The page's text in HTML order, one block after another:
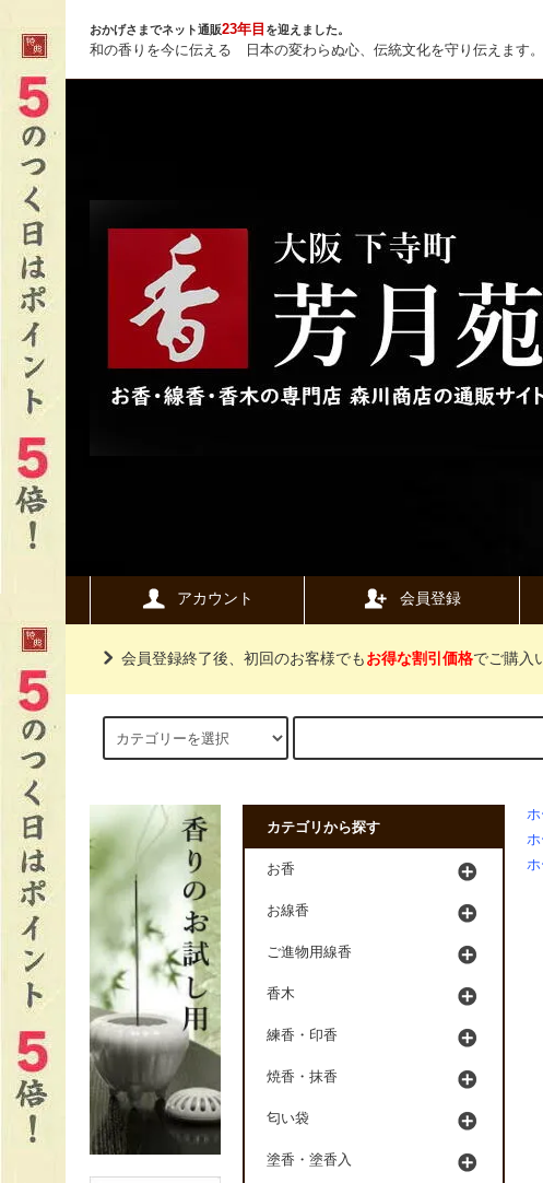
おかげさまでネット通販23年目 を迎えました。
和の香りを今に伝える 日本の変わらぬ心、伝統文化を守り伝えます。
アカウント 会員登録
会員登録終了後、初回のお客様でもお得な割引価格でご購入
ホ
ホ
ホ
カテゴリから探す
お香
お線香
ご進物用線香
香木
練香・印香
焼香・抹香
匂い袋
塗香・塗香入